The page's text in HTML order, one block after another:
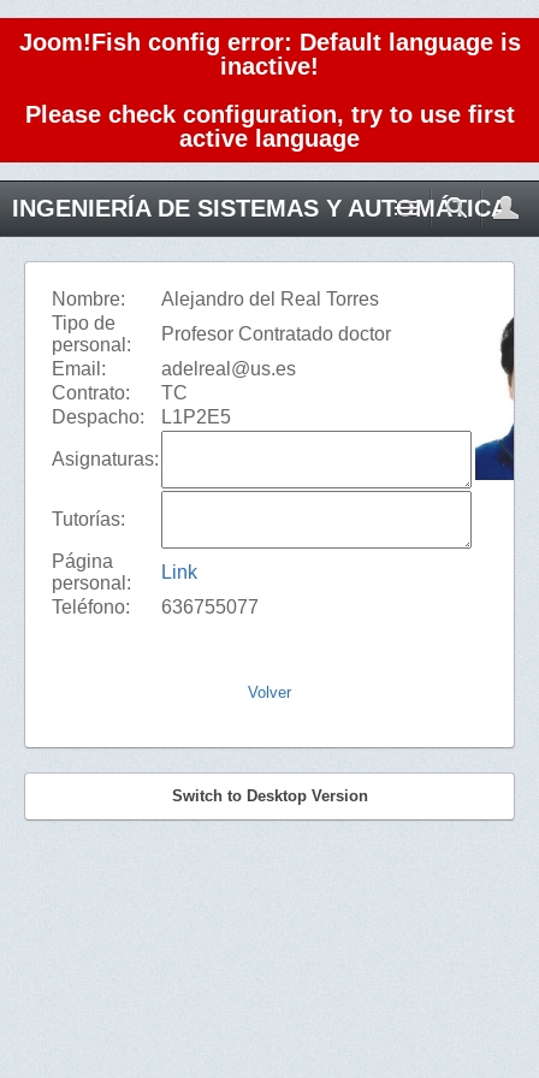
Joom!Fish config error: Default language is
inactive!
Please check configuration, try to use first
active language
INGENIERÍA DE SISTEMAS Y AUTOMÁTICA
Nombre:
Alejandro del Real Torres
Tipo de
personal:
Profesor Contratado doctor
Email:
adelreal@us.es
Contrato:
TC
Despacho:
L1P2E5
Asignaturas:
Tutorías:
Página
personal:
Link
Teléfono:
636755077
Volver
Switch to Desktop Version